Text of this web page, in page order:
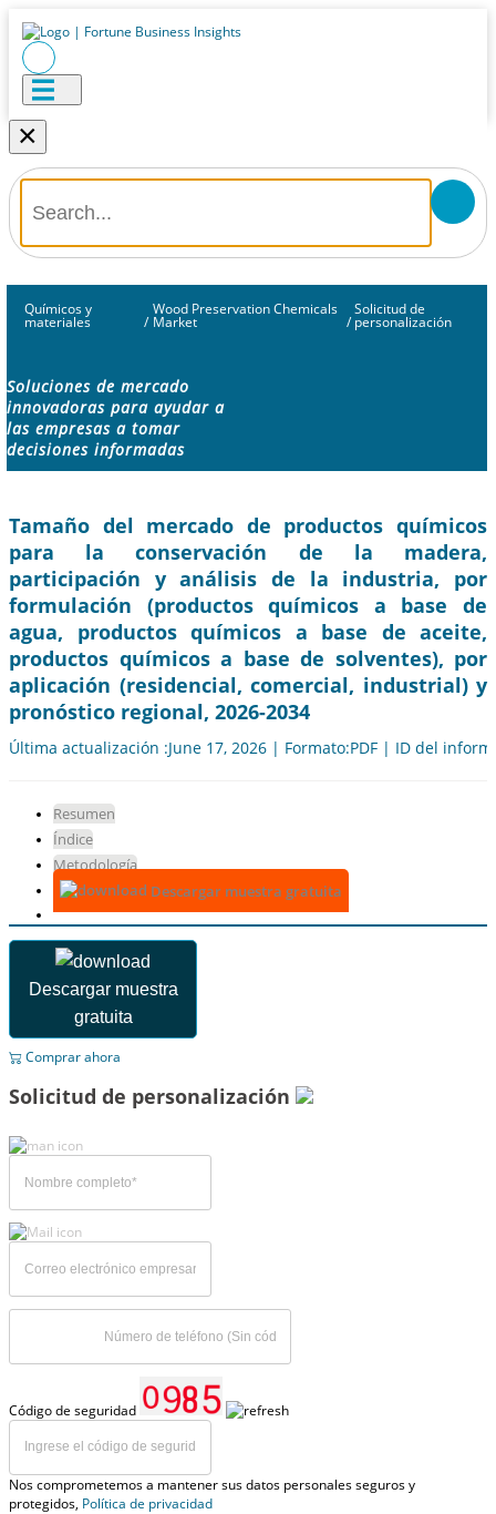
×
Químicos y
materiales /
Wood Preservation Chemicals
Market /
Solicitud de
personalización
Soluciones de mercado
innovadoras para ayudar a
las empresas a tomar
decisiones informadas
Tamaño del mercado de productos químicos
para la conservación de la madera,
participación y análisis de la industria, por
formulación (productos químicos a base de
agua, productos químicos a base de aceite,
productos químicos a base de solventes), por
aplicación (residencial, comercial, industrial) y
pronóstico regional, 2026-2034
Última actualización :June 17, 2026 | Formato:PDF | ID del
Resumen
Índice
Metodología
Descargar muestra gratuita
Descargar muestra
gratuita
Comprar ahora
Solicitud de personalización
Código de seguridad
Nos comprometemos a mantener sus datos personales seguros y
protegidos, Política de privacidad